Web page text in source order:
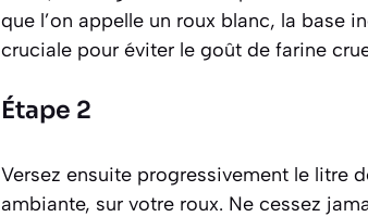
que l’on appelle un roux blanc, la base
cruciale pour éviter le goût de farine
Étape 2
Versez ensuite progressivement le litre
ambiante, sur votre roux. Ne cessez